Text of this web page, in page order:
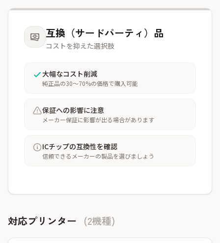
互換（サードパーティ）品
コストを抑えた選択肢
大幅なコスト削減
純正品の30〜70%の価格で購入可能
保証への影響に注意
メーカー保証に影響が出る場合があります
ICチップの互換性を確認
信頼できるメーカーの製品を選びましょう
対応プリンター (2機種)